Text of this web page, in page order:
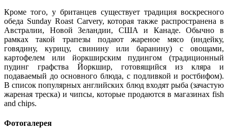
Кроме того, у британцев существует традиция воскресного
обеда Sunday Roast Carvery, которая также распространена в
Австралии, Новой Зеландии, США и Канаде. Обычно в
рамках такой трапезы подают жареное мясо (индейку,
говядину, курицу, свинину или баранину) с овощами,
картофелем или йоркширским пудингом (традиционный
пудинг графства Йоркшир, готовящийся из кляра и
подаваемый до основного блюда, с подливкой и ростбифом).
В список популярных английских блюд входят рыба (зачастую
жареная треска) и чипсы, которые продаются в магазинах fish
and chips.
Фотогалерея